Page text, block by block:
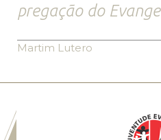
pregação do
Martim Lutero